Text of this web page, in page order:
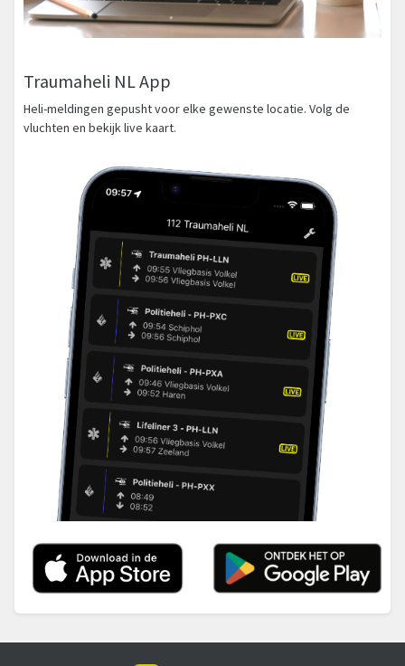
Traumaheli NL App
Heli-meldingen gepusht voor elke gewenste locatie. Volg de
vluchten en bekijk live kaart.